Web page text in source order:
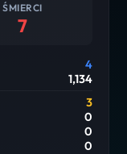
ŚMIERCI
7
4
1,134
3
0
0
0